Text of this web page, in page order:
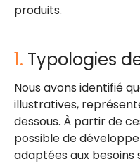
produits.
1. Typologies
Nous avons identifié
illustratives,
dessous. À partir de
possible de
adaptées aux besoins